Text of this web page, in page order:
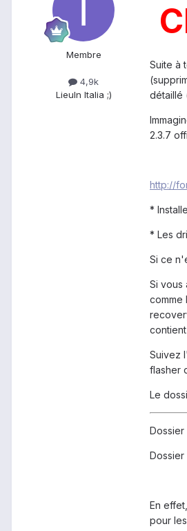
Membre
4,9k
LieuIn Italia ;)
Suite à
détaillé
2.3.7
http://
*
* Les
Si ce
Si vous
comme
Suivez
flasher
Le
En
pour